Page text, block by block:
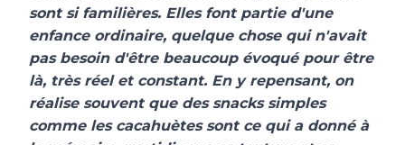
sont si familières. Elles font partie d'une
enfance ordinaire, quelque chose qui n'avait
pas besoin d'être beaucoup évoqué pour être
là, très réel et constant. En y repensant, on
réalise souvent que des snacks simples
comme les cacahuètes sont ce qui a donné à